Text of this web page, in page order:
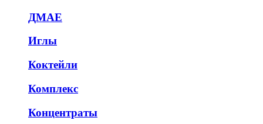
ДМАЕ
Иглы
Коктейли
Комплекс
Концентраты